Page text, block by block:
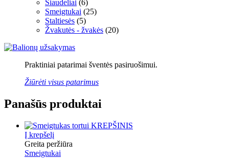
Šiaudeliai (6)
Smeigtukai (25)
Staltiesės (5)
Žvakutės - žvakės (20)
Praktiniai patarimai šventės pasiruošimui.
Žiūrėti visus patarimus
Panašūs produktai
Į krepšelį
Greita peržiūra
Smeigtukai